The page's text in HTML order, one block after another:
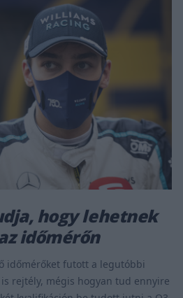
hogy lehetnek
időmérőn
időmérőket futott a legutóbbi
rejtély, mégis hogyan tud ennyire